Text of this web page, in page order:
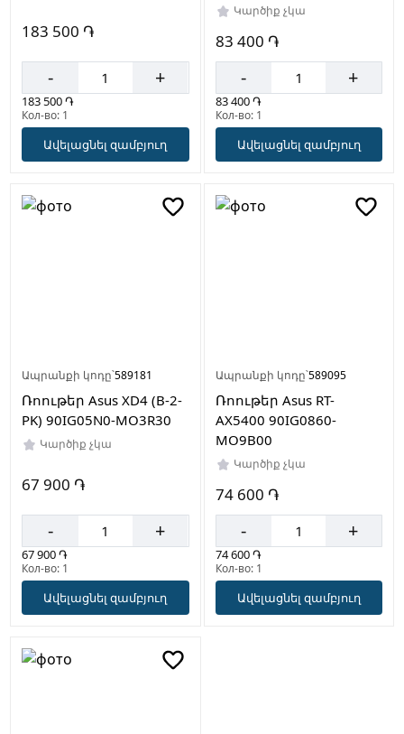
183 500 ֏
- +
183 500 ֏
Кол-во: 1
Ավելացնել զամբյուղ
Կարծիք չկա
83 400 ֏
- +
83 400 ֏
Кол-во: 1
Ավելացնել զամբյուղ
Ապրանքի կոդը՝589181
Ռոութեր Asus XD4 (B-2-
PK) 90IG05N0-MO3R30
Կարծիք չկա
67 900 ֏
- +
67 900 ֏
Кол-во: 1
Ավելացնել զամբյուղ
Ապրանքի կոդը՝589095
Ռոութեր Asus RT-
AX5400 90IG0860-
MO9B00
Կարծիք չկա
74 600 ֏
- +
74 600 ֏
Кол-во: 1
Ավելացնել զամբյուղ